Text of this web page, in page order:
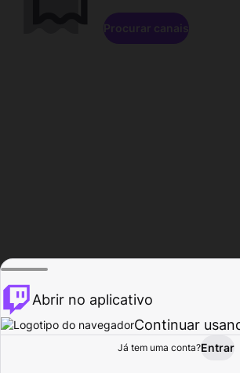
Procurar Atividade
Procurar canais
Abrir no aplicativo
Continuar
Já tem uma conta?Entrar